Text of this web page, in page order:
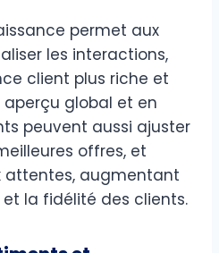
permet aux
les interactions,
client plus riche et
aperçu global et en
peuvent aussi ajuster
offres, et
attentes, augmentant
la fidélité des clients.